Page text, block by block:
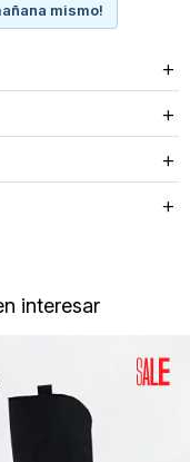
mismo!
interesar